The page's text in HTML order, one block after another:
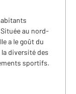
au nord-
a le goût du
diversité des
sportifs.